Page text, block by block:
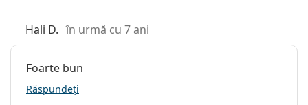
Hali D. în urmă cu 7 ani
Foarte bun
Răspundeți